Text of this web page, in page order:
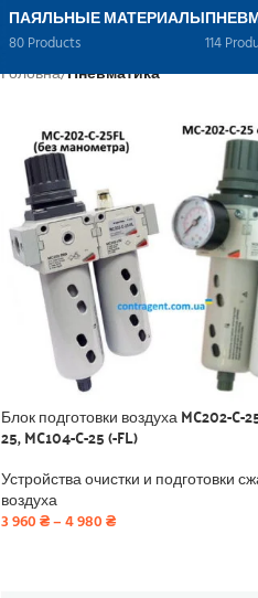
ПАЯЛЬНЫЕ МАТЕРИАЛЫ
80 Products 114
Головна/Пневматика
Блок подготовки воздуха MC202-C-
25, MC104-C-25 (-FL)
Устройства очистки и подготовки
воздуха
3 960₴–4 980₴